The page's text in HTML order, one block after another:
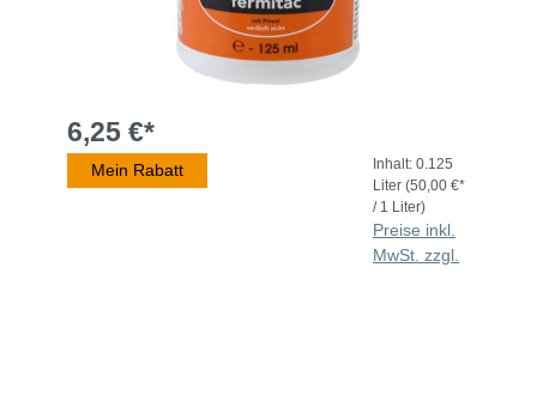
6,25 €*
Mein Rabatt Inhalt: 0.125
Liter (50,00 €*
/ 1 Liter)
Preise inkl.
MwSt. zzgl.